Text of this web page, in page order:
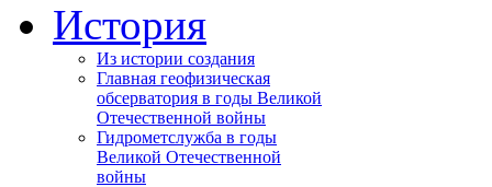
История
Из истории создания
Главная геофизическая
обсерватория в годы Великой
Отечественной войны
Гидрометслужба в годы
Великой Отечественной
войны